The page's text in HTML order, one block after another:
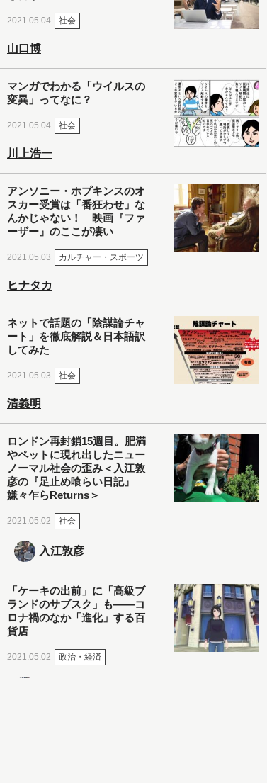
2021.05.04 社会
山口博
マンガでわかる「ウイルスの
変異」ってなに？
2021.05.04 社会
川上浩一
アンソニー・ホプキンスのオ
スカー受賞は「番狂わせ」な
んかじゃない！ 映画『ファ
ーザー』のここが凄い
2021.05.03 カルチャー・スポーツ
ヒナタカ
ネットで話題の「陰謀論チャ
ート」を徹底解説＆日本語訳
してみた
2021.05.03 社会
清義明
ロンドン再封鎖15週目。肥満
やペットに現れ出したニュー
ノーマル社会の歪み＜入江敦
彦の『足止め喰らい日記』
嫌々乍らReturns＞
2021.05.02 社会
入江敦彦
「ケーキの出前」に「高級ブ
ランドのサブスク」も――コ
ロナ禍のなか「進化」する百
貨店
2021.05.02 政治・経済